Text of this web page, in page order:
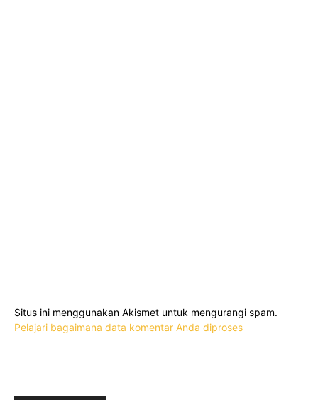
Situs ini menggunakan Akismet untuk mengurangi spam.
Pelajari bagaimana data komentar Anda diproses